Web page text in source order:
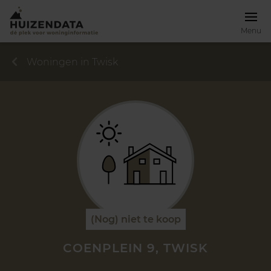
Menu
Woningen in Twisk
(Nog) niet te koop
COENPLEIN 9, TWISK